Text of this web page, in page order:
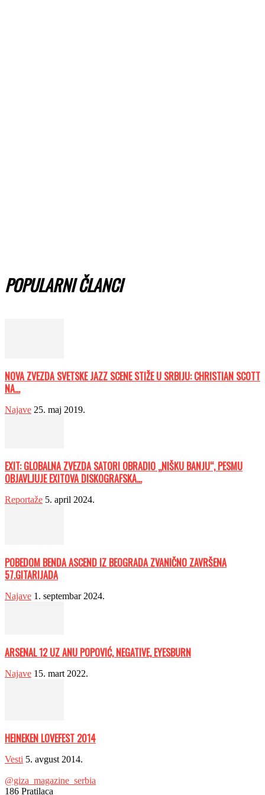
POPULARNI ČLANCI
NOVA ZVEZDA SVETSKE JAZZ SCENE STIŽE U SRBIJU: CHRISTIAN SCOTT
NA...
Najave 25. maj 2019.
EXIT: GLOBALNA ZVEZDA SATORI OBRADIO „NIŠKU BANJU“, PESMU
OBJAVLJUJE EXITOVA DISKOGRAFSKA...
Reportaže 5. april 2024.
POBEDOM BENDA ASCEND IZ BEOGRADA ZVANIČNO ZAVRŠENA
57.GITARIJADA
Najave 1. septembar 2024.
ARSENAL 12 UZ ANU POPOVIĆ, NEGATIVE, EYESBURN
Najave 15. mart 2022.
HEINEKEN LOVEFEST 2014
Vesti 5. avgust 2014.
@giza_magazine_serbia
186 Pratilaca